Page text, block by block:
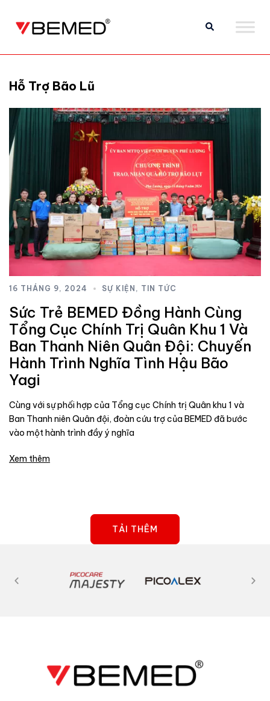
Hỗ Trợ Bão Lũ
16 THÁNG 9, 2024 SỰ KIỆN , TIN TỨC
Sức Trẻ BEMED Đồng Hành Cùng
Tổng Cục Chính Trị Quân Khu 1 Và
Ban Thanh Niên Quân Đội: Chuyến
Hành Trình Nghĩa Tình Hậu Bão
Yagi
Cùng với sự phối hợp của Tổng cục Chính trị Quân khu 1 và
Ban Thanh niên Quân đội, đoàn cứu trợ của BEMED đã bước
vào một hành trình đầy ý nghĩa
Xem thêm
TẢI THÊM